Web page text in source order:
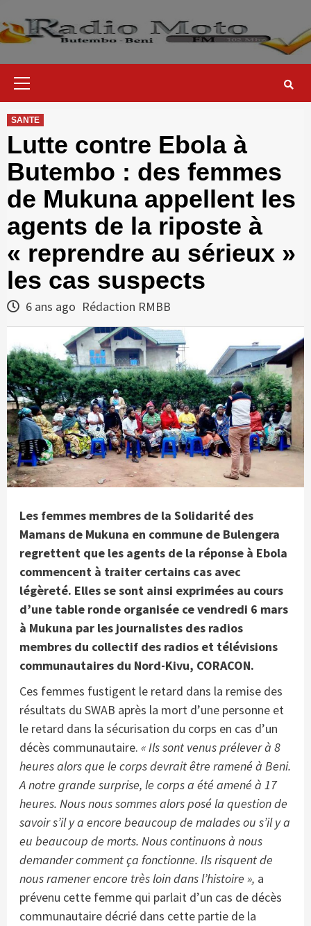
to
content
SANTE
Lutte contre Ebola à
Butembo : des femmes
de Mukuna appellent les
agents de la riposte à
« reprendre au sérieux »
les cas suspects
6 ans ago Rédaction RMBB
Les femmes membres de la Solidarité des
Mamans de Mukuna en commune de Bulengera
regrettent que les agents de la réponse à Ebola
commencent à traiter certains cas avec
légèreté. Elles se sont ainsi exprimées au cours
d’une table ronde organisée ce vendredi 6 mars
à Mukuna par les journalistes des radios
membres du collectif des radios et télévisions
communautaires du Nord-Kivu, CORACON.
Ces femmes fustigent le retard dans la remise des
résultats du SWAB après la mort d’une personne et
le retard dans la sécurisation du corps en cas d’un
décès communautaire. «Ils sont venus prélever à 8
heures alors que le corps devrait être ramené à Beni.
A notre grande surprise, le corps a été amené à 17
heures. Nous nous sommes alors posé la question de
savoir s’il y a encore beaucoup de malades ou s’il y a
eu beaucoup de morts. Nous continuons à nous
demander comment ça fonctionne. Ils risquent de
nous ramener encore très loin dans l’histoire », a
prévenu cette femme qui parlait d’un cas de décès
communautaire décrié dans cette partie de la